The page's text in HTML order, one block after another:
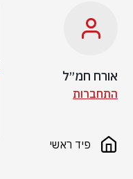
אורח חמ״ל
התחברות
פיד ראשי